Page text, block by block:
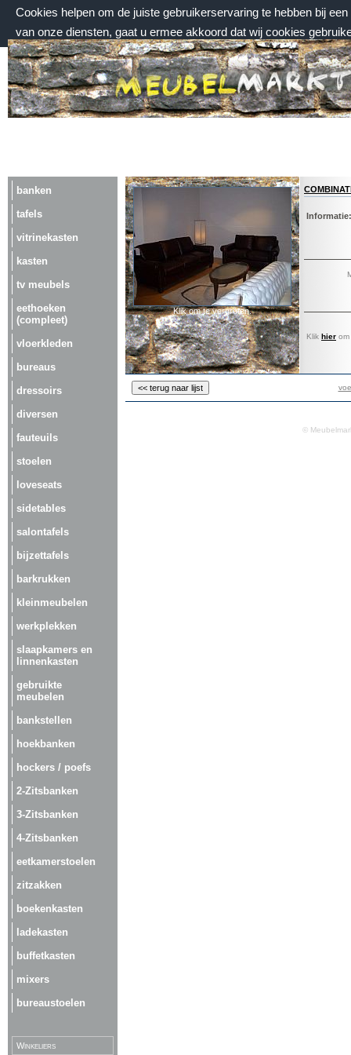
Cookies helpen om de juiste gebruikerservaring te hebben bij
van onze diensten, gaat u ermee akkoord dat wij cookies
donderdag 6 augustus 2026, 05:05 uur
Welkom bij Meubelmarktplein.nl
banken
tafels
vitrinekasten
kasten
tv meubels
eethoeken
(compleet)
vloerkleden
bureaus
dressoirs
diversen
fauteuils
stoelen
loveseats
sidetables
salontafels
bijzettafels
barkrukken
kleinmeubelen
werkplekken
slaapkamers en
linnenkasten
gebruikte
meubelen
bankstellen
hoekbanken
hockers / poefs
2-Zitsbanken
3-Zitsbanken
4-Zitsbanken
eetkamerstoelen
zitzakken
boekenkasten
ladekasten
buffetkasten
mixers
bureaustoelen
Winkeliers
Klik om te vergroten.
Informatie:
Klik hier
©